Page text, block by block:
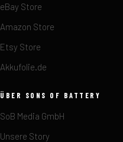
eBay Store
Amazon Store
Etsy Store
Akkufolie.de
ÜBER SONS OF BATTERY
SoB Media GmbH
Unsere Story